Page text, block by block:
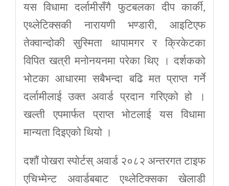
यस विधामा दर्लामीसँगै फुटबलका दीप कार्की,
एथ्लेटिक्सकी नारायणी भण्डारी, आइटिएफ
तेक्वान्दोकी सुस्मिता थापामगर र क्रिकेटका
विपित खत्री मनोनयनमा परेका थिए । दर्शकको
भोटका आधारमा सबैभन्दा बढि मत प्राप्त गर्ने
दर्लामीलाई उक्त अवार्ड प्रदान गरिएको हो ।
खल्ती एपमार्फत प्राप्त भोटलाई यस विधामा
मान्यता दिइएको थियो ।
दशौं पोखरा स्पोर्टस् अवार्ड २०८२ अन्तरगत टाइफ
एचिभ्मेन्ट अवार्डबबाट एथ्लेटिक्सका खेलाडी